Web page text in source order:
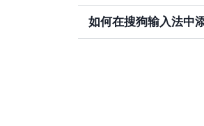
如何在搜狗输入法中